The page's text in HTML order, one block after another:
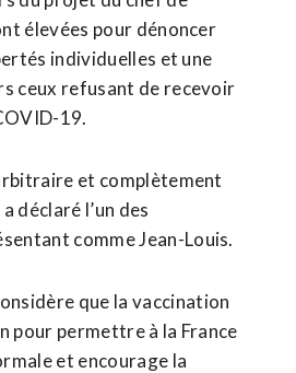
élevées pour dénoncer
individuelles et une
ceux refusant de recevoir
19.
et complètement
déclaré l’un des
comme Jean-Louis.
que la vaccination
pour permettre à la France
et encourage la